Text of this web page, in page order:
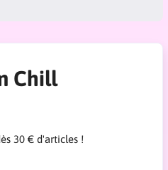
Chill
30 € d'articles !